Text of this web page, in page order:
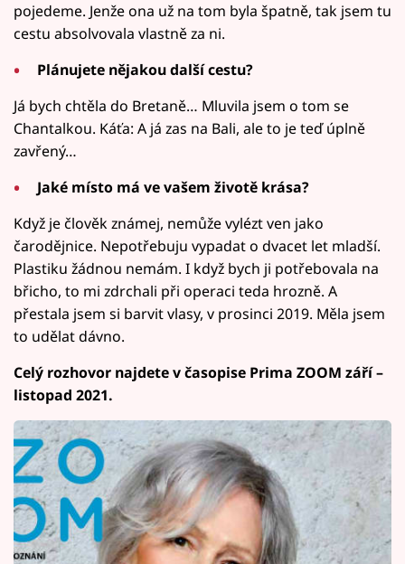
pojedeme. Jenže ona už na tom byla špatně, tak jsem tu
cestu absolvovala vlastně za ni.
Plánujete nějakou další cestu?
Já bych chtěla do Bretaně… Mluvila jsem o tom se
Chantalkou. Káťa: A já zas na Bali, ale to je teď úplně
zavřený…
Jaké místo má ve vašem životě krása?
Když je člověk známej, nemůže vylézt ven jako
čarodějnice. Nepotřebuju vypadat o dvacet let mladší.
Plastiku žádnou nemám. I když bych ji potřebovala na
břicho, to mi zdrchali při operaci teda hrozně. A
přestala jsem si barvit vlasy, v prosinci 2019. Měla jsem
to udělat dávno.
Celý rozhovor najdete v časopise Prima ZOOM září –
listopad 2021.